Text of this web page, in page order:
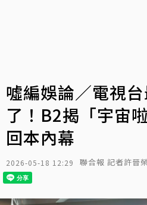
噓編娛論／電視
了！B2揭「宇宙
回本內幕
2026-05-18 12:29 聯合報 記者許晉